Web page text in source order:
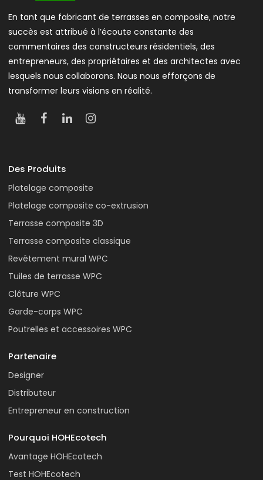
En tant que fabricant de terrasses en composite, notre
succès est attribué à l’écoute constante des
commentaires des constructeurs résidentiels, des
entrepreneurs, des propriétaires et des architectes avec
lesquels nous collaborons. Nous nous efforçons de
transformer leurs visions en réalité.
Des Produits
Platelage composite
Platelage composite co-extrusion
Terrasse composite 3D
Terrasse composite classique
Revêtement mural WPC
Tuiles de terrasse WPC
Clôture WPC
Garde-corps WPC
Poutrelles et accessoires WPC
Partenaire
Designer
Distributeur
Entrepreneur en construction
Pourquoi HOHEcotech
Avantage HOHEcotech
Test HOHEcotech